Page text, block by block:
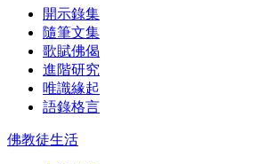
開示錄集
隨筆文集
歌賦佛偈
進階研究
唯識緣起
語錄格言
佛教徒生活